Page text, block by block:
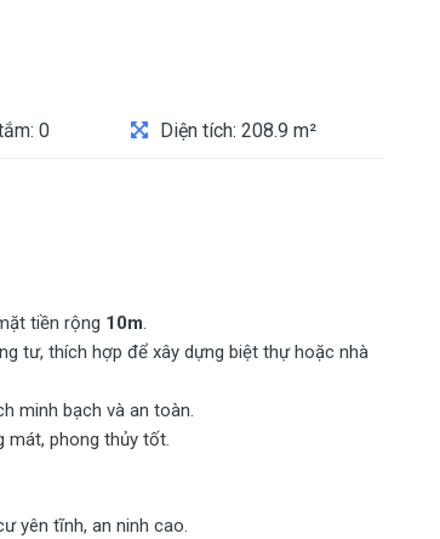
0 Diện tích: 208.9 m²
tiền rộng 10m.
tư, thích hợp để xây dựng biệt thự hoặc nhà
minh bạch và an toàn.
mát, phong thủy tốt.
yên tĩnh, an ninh cao.